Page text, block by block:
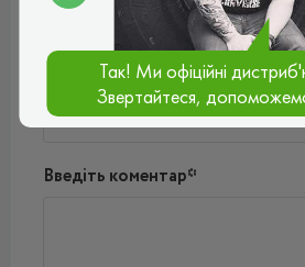
Ваш e-mail*
Введіть коментар*
Так! Ми офіційні
Звертайтеся,